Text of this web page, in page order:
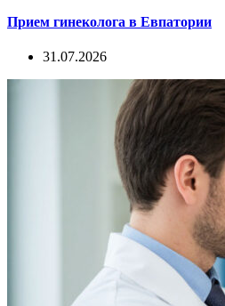
Прием гинеколога в Евпатории
31.07.2026